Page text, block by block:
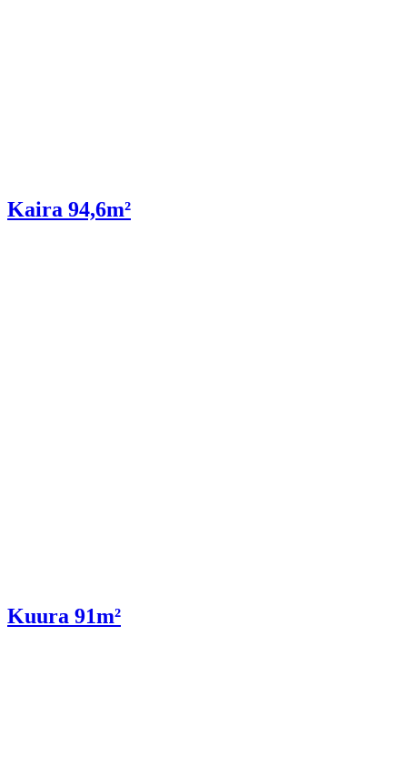
Kaira 94,6m²
Kuura 91m²